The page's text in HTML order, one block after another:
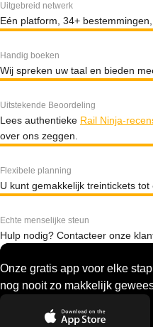
Uitgebreid netwerk
Eén platform, 34+
Handig boeken
Wij spreken uw taal en bieden
Uitstekende Beoordeling
Lees authentieke Rail Ninja-
over ons zeggen.
Flexibele planning
U kunt gemakkelijk treintickets
Echte menselijke steun
Hulp nodig? Contacteer onze
Onze gratis app voor elke
nog nooit zo makkelijk